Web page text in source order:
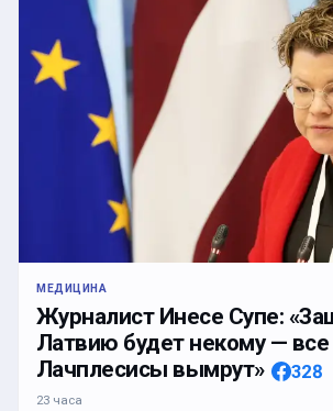
МЕДИЦИНА
Журналист Инесе Супе:
Латвию будет некому — все
Лачплесисы вымрут»
328
23 часа